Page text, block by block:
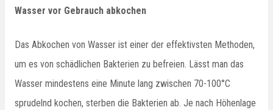
Wasser vor Gebrauch abkochen
Das Abkochen von Wasser ist einer der effektivsten Methoden,
um es von schädlichen Bakterien zu befreien. Lässt man das
Wasser mindestens eine Minute lang zwischen 70-100°C
sprudelnd kochen, sterben die Bakterien ab. Je nach Höhenlage